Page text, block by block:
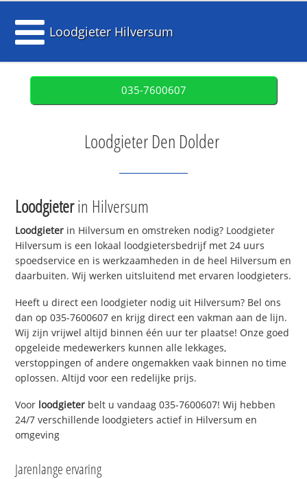
Loodgieter Hilversum
035-7600607
Loodgieter Den Dolder
Loodgieterin Hilversum
Loodgieter in Hilversum en omstreken nodig? Loodgieter
Hilversum is een lokaal loodgietersbedrijf met 24 uurs
spoedservice en is werkzaamheden in de heel Hilversum en
daarbuiten. Wij werken uitsluitend met ervaren loodgieters.
Heeft u direct een loodgieter nodig uit Hilversum? Bel ons
dan op 035-7600607 en krijg direct een vakman aan de lijn.
Wij zijn vrijwel altijd binnen één uur ter plaatse! Onze goed
opgeleide medewerkers kunnen alle lekkages,
verstoppingen of andere ongemakken vaak binnen no time
oplossen. Altijd voor een redelijke prijs.
Voor loodgieter belt u vandaag 035-7600607! Wij hebben
24/7 verschillende loodgieters actief in Hilversum en
omgeving
Jarenlange ervaring